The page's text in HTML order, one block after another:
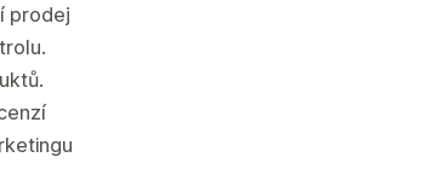
prodej